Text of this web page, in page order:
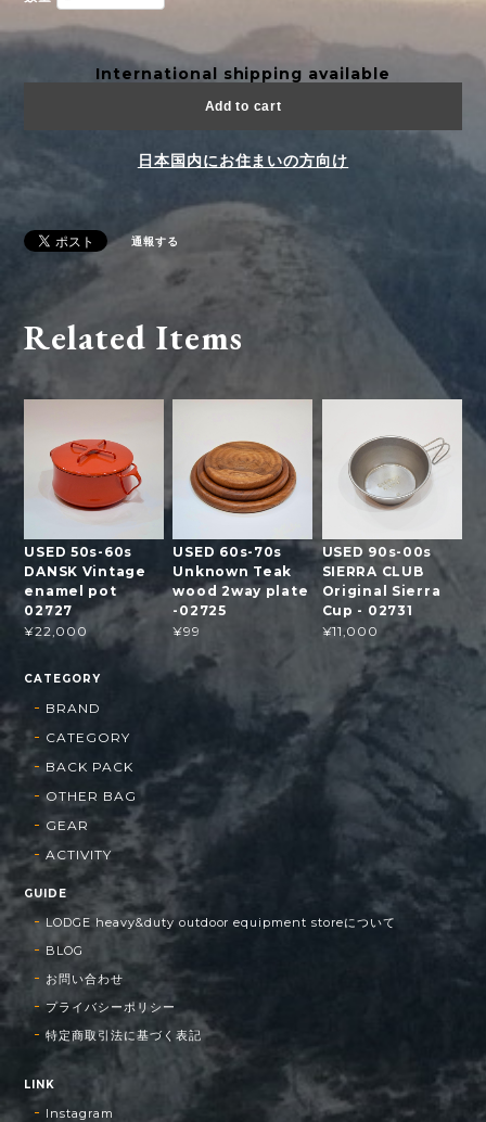
International shipping available
Add to cart
日本国内にお住まいの方向け
通報する
Related Items
USED 50s-60s
DANSK Vintage
enamel pot
02727
¥22,000
USED 60s-70s
Unknown Teak
wood 2way plate
-02725
¥99
USED 90s-00s
SIERRA CLUB
Original Sierra
Cup - 02731
¥11,000
CATEGORY
BRAND
CATEGORY
BACK PACK
OTHER BAG
GEAR
ACTIVITY
GUIDE
LODGE heavy&duty outdoor equipment storeについて
BLOG
お問い合わせ
プライバシーポリシー
特定商取引法に基づく表記
LINK
Instagram